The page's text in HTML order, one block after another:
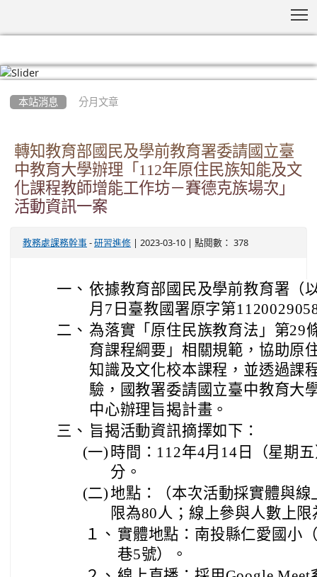
本站消息 分月文章
轉知教育部國民及學前教育署委請國立臺
中教育大學辦理「112年原住民族知能及文
化課程教師增能工作坊－賽德克族場次」
活動資訊一案
教務處課務幹事 - 研習進修 | 2023-03-10 | 點閱數： 378
一、 依據教育部國民及學前教育署（
月7日臺教國署原字第
二、 為落實「原住民族教育法」第29
育課程綱要」相關規範，協助原
知識及文化校本課程，並透過課
驗，國教署委請國立臺中教育大
中心辦理旨揭計畫。
三、 旨揭活動資訊摘擇如下：
(一) 時間：112年4月14日（星期
分。
(二)地點：（本次活動採實體與
限為80人；線上參與人數上
１、 實體地點：南投縣仁愛國小
巷5號）。